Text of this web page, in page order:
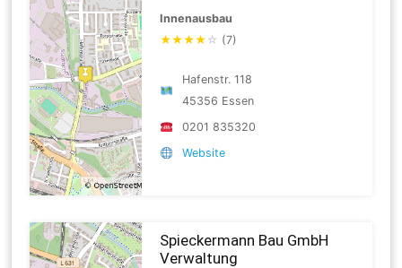
Innenausbau
★★★★ ☆ (7)
Hafenstr. 118
45356 Essen
0201 835320
Website
Spieckermann Bau GmbH
Verwaltung